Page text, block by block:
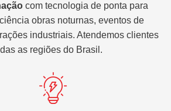
com tecnologia de ponta para
obras noturnas, eventos de
industriais. Atendemos clientes
as regiões do Brasil.